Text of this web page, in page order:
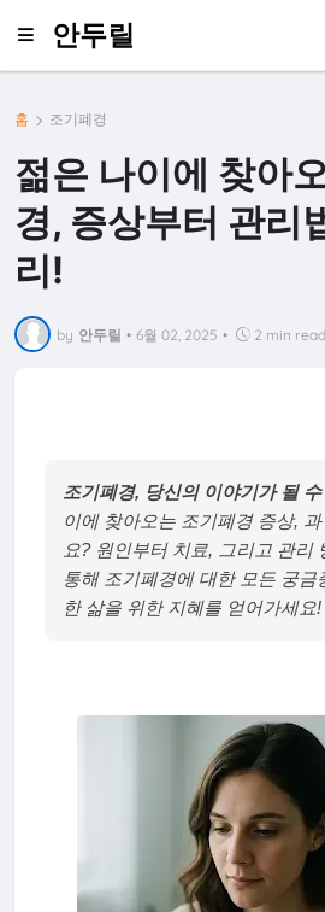
안두릴
홈 조기폐경
젊은 나이에 찾아
경, 증상부터 관리
리!
by 안두릴 • 6월 02, 2025 • 2 min read
조기폐경, 당신의 이야기가 될
이에 찾아오는 조기폐경 증상,
요? 원인부터 치료, 그리고 관리
통해 조기폐경에 대한 모든 궁금
한 삶을 위한 지혜를 얻어가세요!